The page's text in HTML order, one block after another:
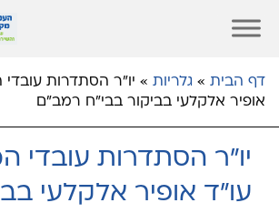
דף הבית » גלריות » יו"ר הסתדרות עובדי
אופיר אלקלעי בביקור בבי"ח רמב"ם
יו"ר הסתדרות עובדי
עו"ד אופיר אלקלעי